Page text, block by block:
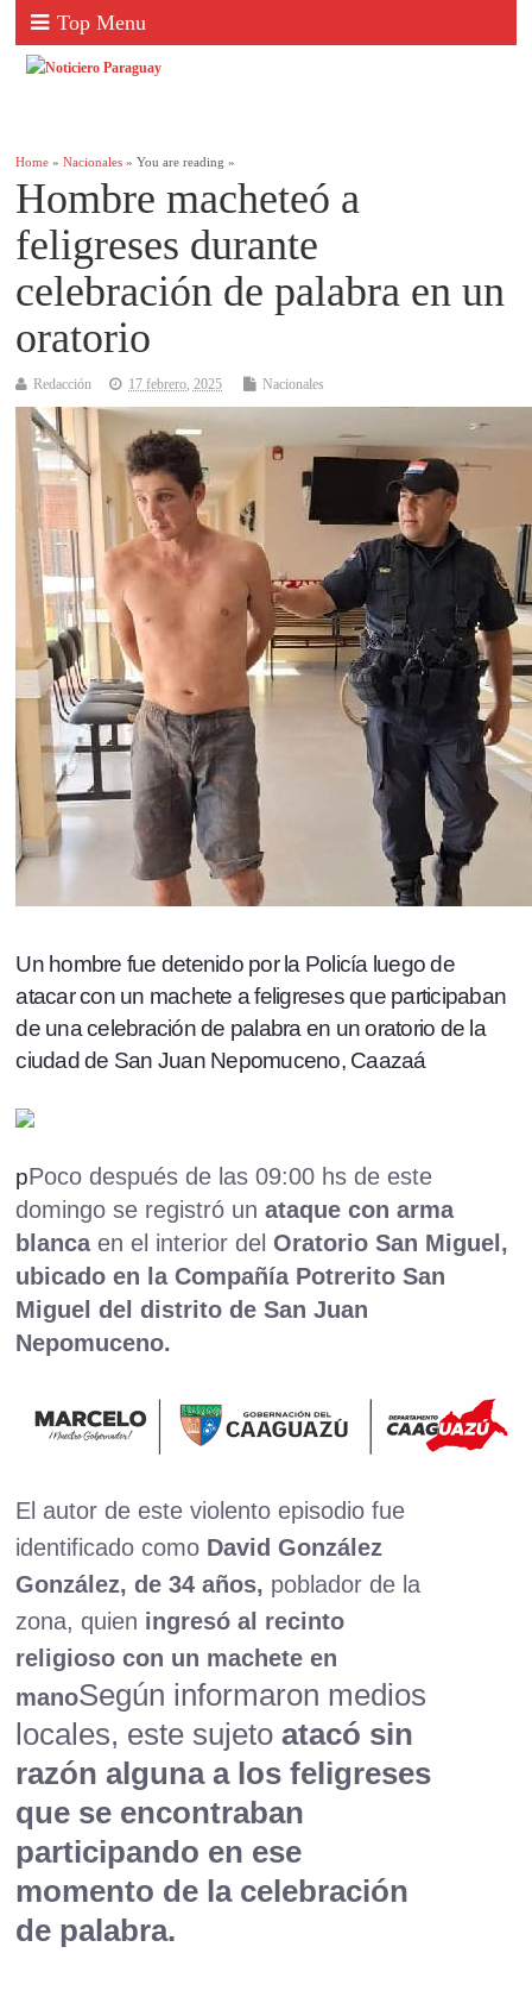
Top Menu
Home »Nacionales » You are reading »
Hombre macheteó a
feligreses durante
celebración de palabra en un
oratorio
Redacción 17 febrero, 2025 Nacionales
Un hombre fue detenido por la Policía luego de
atacar con un machete a feligreses que participaban
de una celebración de palabra en un oratorio de la
ciudad de San Juan Nepomuceno, Caazaá
pPoco después de las 09:00 hs de este
domingo se registró un ataque con arma
blanca en el interior del Oratorio San Miguel,
ubicado en la Compañía Potrerito San
Miguel del distrito de San Juan
Nepomuceno.
El autor de este violento episodio fue
identificado como David González
González, de 34 años, poblador de la
zona, quien ingresó al recinto
religioso con un machete en
manoSegún informaron medios
locales, este sujeto atacó sin
razón alguna a los feligreses
que se encontraban
participando en ese
momento de la celebración
de palabra.